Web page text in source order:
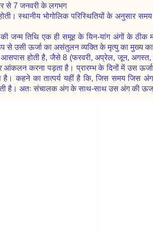
के लगभग
स्थानीय भोगोलिक परिस्थितियों के अनुसार
जन्म तिथि एक ही समूह के यिन-यांग अंगों के ठीक
उसी ऊर्जा का असंतुलन व्यक्ति के मृत्यु का मुख्य
आसपास होती है, जैसे 8 (फरवरी, अप्रेल, जून,
आंकलन करना पड़ता है। प्रारम्भ के दिनों में उस
कहने का तात्पर्य यहीं है कि, जिस समय जिस अंग
है। अतः संचालक अंग के साथ-साथ उस अंग की